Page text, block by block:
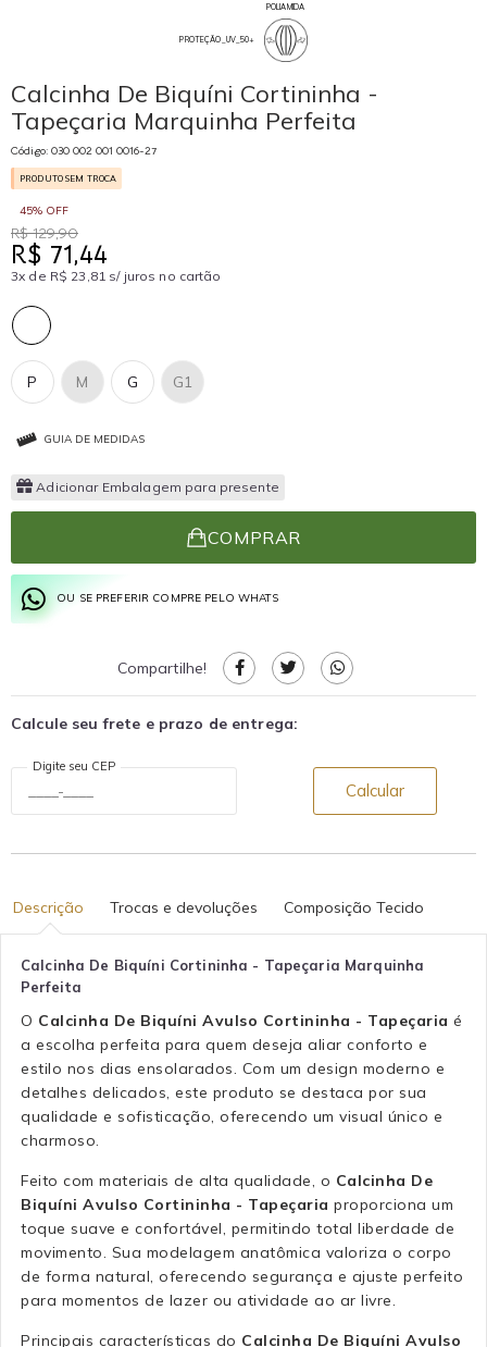
PROTEÇÃO_UV_50+
POLIAMIDA
Calcinha De Biquíni Cortininha -
Tapeçaria Marquinha Perfeita
Código: 030 002 001 0016-27
PRODUTO SEM TROCA
45% OFF
R$ 129,90
R$ 71,44
3x de R$ 23,81 s/ juros no cartão
G1
G
M
P
GUIA DE MEDIDAS
Adicionar Embalagem para presente
COMPRAR
OU SE PREFERIR COMPRE PELO WHATS
Compartilhe!
Calcule seu frete e prazo de entrega:
Digite seu CEP
Calcular
Descrição Trocas e devoluções Composição Tecido
Calcinha De Biquíni Cortininha - Tapeçaria Marquinha
Perfeita
O Calcinha De Biquíni Avulso Cortininha - Tapeçaria é
a escolha perfeita para quem deseja aliar conforto e
estilo nos dias ensolarados. Com um design moderno e
detalhes delicados, este produto se destaca por sua
qualidade e sofisticação, oferecendo um visual único e
charmoso.
Feito com materiais de alta qualidade, o Calcinha De
Biquíni Avulso Cortininha - Tapeçaria proporciona um
toque suave e confortável, permitindo total liberdade de
movimento. Sua modelagem anatômica valoriza o corpo
de forma natural, oferecendo segurança e ajuste perfeito
para momentos de lazer ou atividade ao ar livre.
Principais características do Calcinha De Biquíni Avulso